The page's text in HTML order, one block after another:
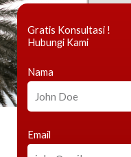
Gratis Konsultasi !
Hubungi Kami
Nama
Email